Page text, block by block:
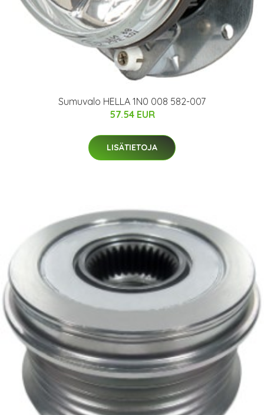
Sumuvalo HELLA 1N0 008 582-007
57.54 EUR
LISÄTIETOJA